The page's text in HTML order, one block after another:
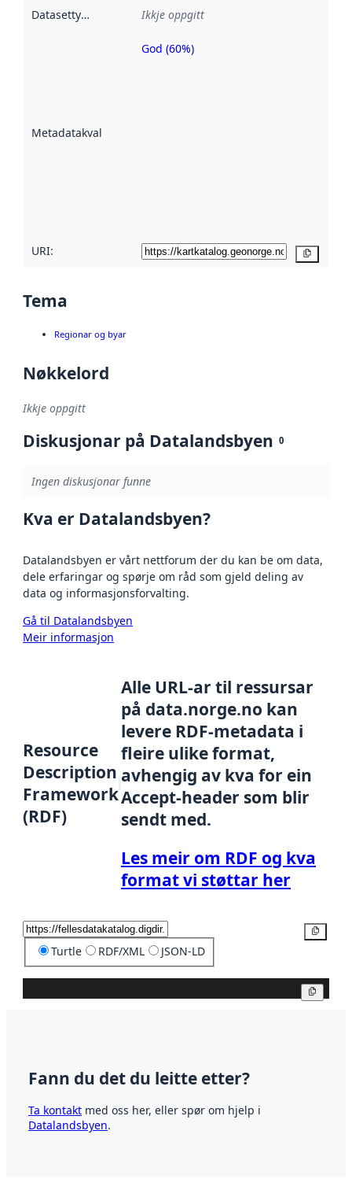
Datasettype Ikkje oppgitt
Metadatakvalitet
Metadatakvalitet
God (60%)
URI:
Tema
Regionar og byar
Nøkkelord
Ikkje oppgitt
Diskusjonar på Datalandsbyen 0
Ingen diskusjonar funne
Kva er Datalandsbyen?
Datalandsbyen er vårt nettforum der du kan be om data,
dele erfaringar og spørje om råd som gjeld deling av
data og informasjonsforvalting.
Gå til Datalandsbyen
Meir informasjon
Resource
Description
Framework
(RDF)
Alle URL-ar til ressursar
på data.norge.no kan
levere RDF-metadata i
fleire ulike format,
avhengig av kva for ein
Accept-header som blir
sendt med.
Les meir om RDF og kva
format vi støttar her
Turtle RDF/XML JSON-LD
Fann du det du leitte etter?
Ta kontakt med oss her, eller spør om hjelp i
Datalandsbyen.